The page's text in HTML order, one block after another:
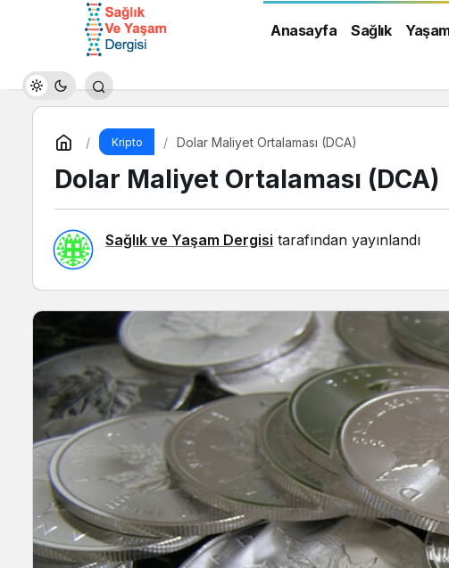
Anasayfa Sağlık
Kripto Dolar Maliyet Ortalaması (DCA)
Dolar Maliyet Ortalaması (DCA)
Sağlık ve Yaşam Dergisi tarafından yayınlandı